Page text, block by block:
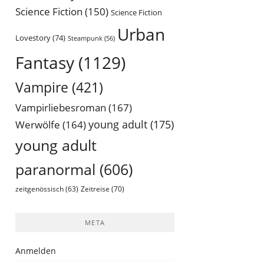
Science Fiction (150) Science Fiction
Lovestory(74) Steampunk (56) Urban
Fantasy (1129)
Vampire (421)
Vampirliebesroman (167)
Werwölfe (164)young adult (175)
young adult
paranormal (606)
zeitgenössisch (63) Zeitreise (70)
META
Anmelden